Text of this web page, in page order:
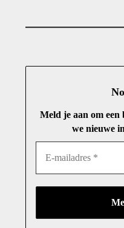
Meld je aan om
we nieuwe